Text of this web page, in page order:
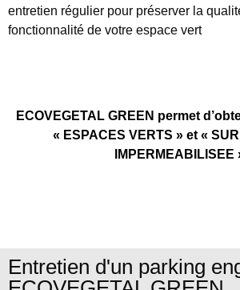
entretien régulier pour préserver la
fonctionnalité de votre espace vert
ECOVEGETAL GREEN permet
« ESPACES VERTS » et «
IMPERMEABILISEE
Entretien d'un parking